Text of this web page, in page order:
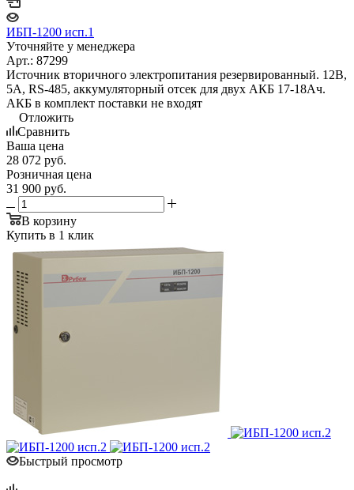
ИБП-1200 исп.1
Уточняйте у менеджера
Арт.: 87299
Источник вторичного электропитания резервированный. 12В,
5А, RS-485, аккумуляторный отсек для двух АКБ 17-18Ач.
АКБ в комплект поставки не входят
Отложить
Сравнить
Ваша цена
28 072 руб.
Розничная цена
31 900 руб.
В корзину
Купить в 1 клик
Быстрый просмотр